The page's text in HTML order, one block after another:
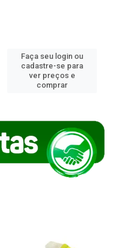
Faça seu login ou
cadastre-se para
ver preços e
comprar